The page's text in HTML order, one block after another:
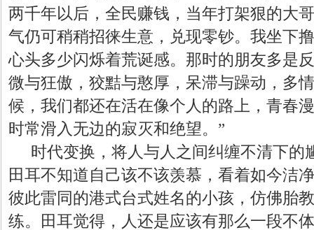
两千年以后，全民赚钱，当年打架狠的大
气仍可稍稍招徕生意，兑现零钞。我坐下
心头多少闪烁着荒诞感。那时的朋友多是
微与狂傲，狡黠与憨厚，呆滞与躁动，
候，我们都还在活在像个人的路上，青春
时常滑入无边的寂灭和绝望。”
时代变换，将人与人之间纠缠不清下的
田耳不知道自己该不该羡慕，看着如今洁
彼此雷同的港式台式姓名的小孩，仿佛胎
练。田耳觉得，人还是应该有那么一段不